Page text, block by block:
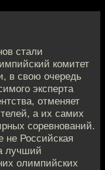
стали
комитет
в свою очередь
эксперта
отменяет
а их самих
соревнований.
Российская
лучший
олимпийских